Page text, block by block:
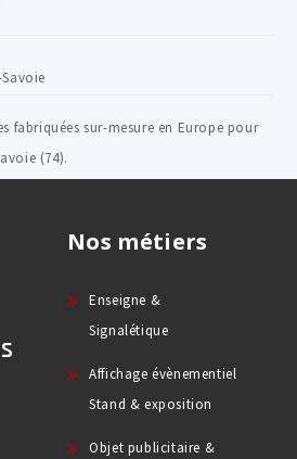
fabriquées sur-mesure en Europe pour
(74).
Nos métiers
Enseigne &
Signalétique
Affichage évènementiel
Stand & exposition
Objet publicitaire &